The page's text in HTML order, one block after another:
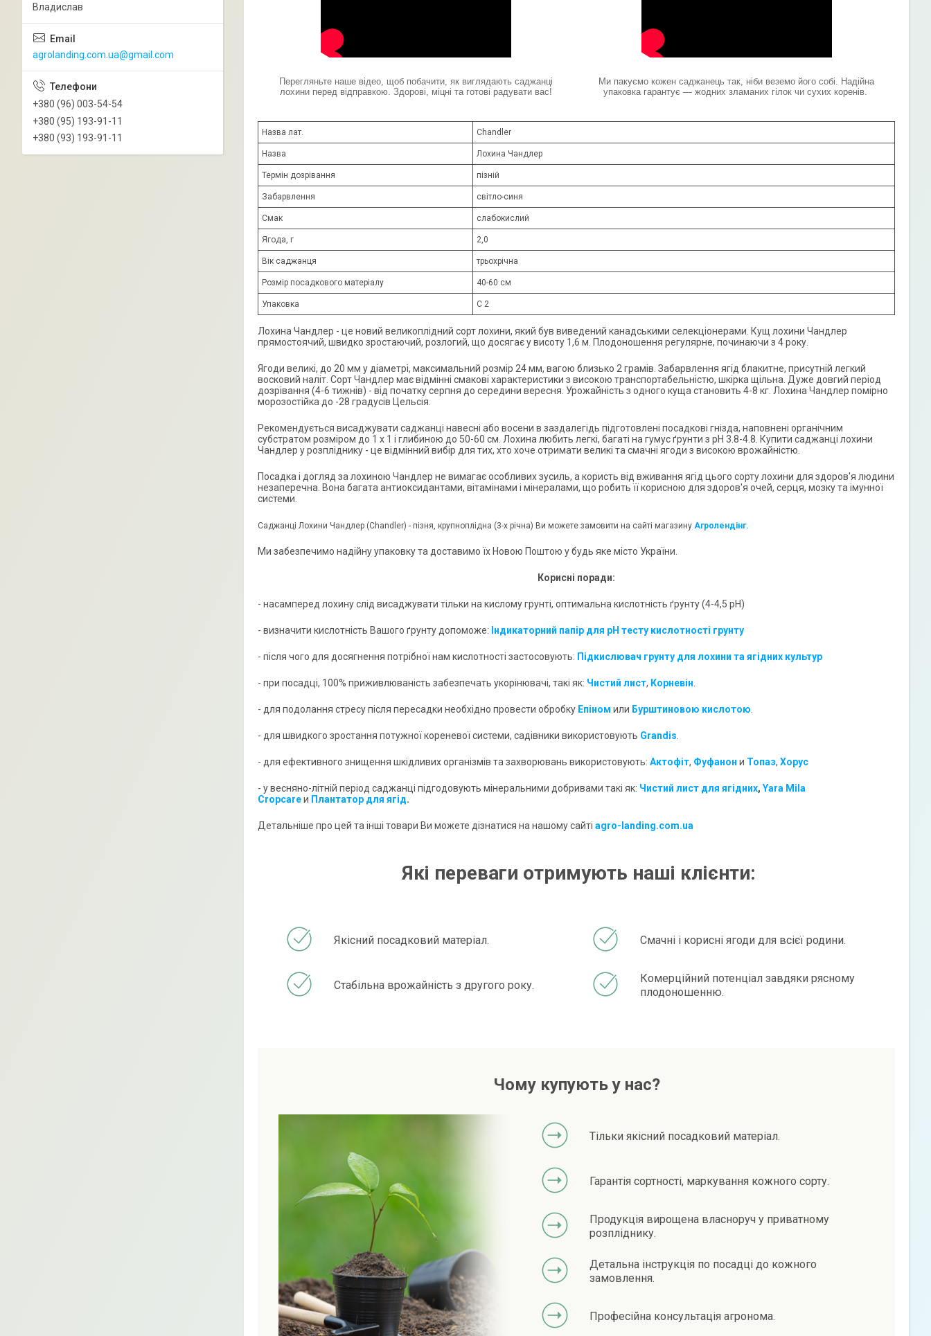
Перегляньте наше відео, щоб побачити, як виглядають саджанці
лохини перед відправкою. Здорові, міцні та готові радувати вас!
Ми пакуємо кожен саджанець так, ніби веземо його собі. Надійна
упаковка гарантує — жодних зламаних гілок чи сухих коренів.
Назва лат. Chandler
Назва Лохина Чандлер
Термін дозрівання пізній
Забарвлення світло-синя
Смак слабокислий
Ягода, г 2,0
Вік саджанця трьохрічна
Розмір посадкового матеріалу 40-60 см
Упаковка С 2
Лохина Чандлер - це новий великоплідний сорт лохини, який був виведений канадськими селекціонерами. Кущ лохини Чандлер
прямостоячий, швидко зростаючий, розлогий, що досягає у висоту 1,6 м. Плодоношення регулярне, починаючи з 4 року.
Ягоди великі, до 20 мм у діаметрі, максимальний розмір 24 мм, вагою близько 2 грамів. Забарвлення ягід блакитне, присутній легкий
восковий наліт. Сорт Чандлер має відмінні смакові характеристики з високою транспортабельністю, шкірка щільна. Дуже довгий період
дозрівання (4-6 тижнів) - від початку серпня до середини вересня. Урожайність з одного куща становить 4-8 кг. Лохина Чандлер помірно
морозостійка до -28 градусів Цельсія.
Рекомендується висаджувати саджанці навесні або восени в заздалегідь підготовлені посадкові гнізда, наповнені органічним
субстратом розміром до 1 х 1 і глибиною до 50-60 см. Лохина любить легкі, багаті на гумус ґрунти з pH 3.8-4.8. Купити саджанці лохини
Чандлер у розпліднику - це відмінний вибір для тих, хто хоче отримати великі та смачні ягоди з високою врожайністю.
Посадка і догляд за лохиною Чандлер не вимагає особливих зусиль, а користь від вживання ягід цього сорту лохини для здоров'я людини
незаперечна. Вона багата антиоксидантами, вітамінами і мінералами, що робить її корисною для здоров'я очей, серця, мозку та імунної
системи.
Саджанці Лохини Чандлер (Chandler) - пізня, крупноплідна (3-х річна) Ви можете замовити на сайті магазину Агролендінг.
Ми забезпечимо надійну упаковку та доставимо їх Новою Поштою у будь яке місто України.
Корисні поради:
- насамперед лохину слід висаджувати тільки на кислому грунті, оптимальна кислотність ґрунту (4-4,5 pH)
- визначити кислотність Вашого ґрунту допоможе: Індикаторний папір для pH тесту кислотності грунту
- після чого для досягнення потрібної нам кислотності застосовують: Підкислювач грунту для лохини та ягідних культур
- при посадці, 100% приживлюваність забезпечать укорінювачі, такі як: Чистий лист, Корневін
- для подолання стресу після пересадки необхідно провести обробку Епіном или Бурштиновою кислотою
- для швидкого зростання потужної кореневої системи, садівники використовують Grandis
- для ефективного знищення шкідливих організмів та захворювань використовують: Актофіт, Фуфанон и Топаз, Хорус
- у весняно-літній період саджанці підгодовують мінеральними добривами такі як: Чистий лист для ягідних, Yara Mila
Cropcareи Плантатор для ягід.
Детальніше про цей та інші товари Ви можете дізнатися на нашому сайті agro-landing.com.ua
Які переваги отримують наші клієнти:
Якісний посадковий матеріал.
Стабільна врожайність з другого року.
Смачні і корисні ягоди для всієї родини.
Комерційний потенціал завдяки рясному
плодоношенню.
Чому купують у нас?
Тільки якісний посадковий матеріал.
Гарантія сортності, маркування кожного сорту.
Продукція вирощена власноруч у приватному
розпліднику.
Детальна інструкція по посадці до кожного
замовлення.
Професійна консультація агронома.
Владислав
agrolanding.com.ua@gmail.com
+380 (96) 003-54-54
+380 (95) 193-91-11
+380 (93) 193-91-11